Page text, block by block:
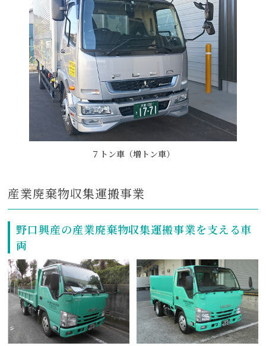
７トン⾞（増トン⾞）
産業廃棄物収集運搬事業
野口興産の産業廃棄物収集運搬事業を支える車
両